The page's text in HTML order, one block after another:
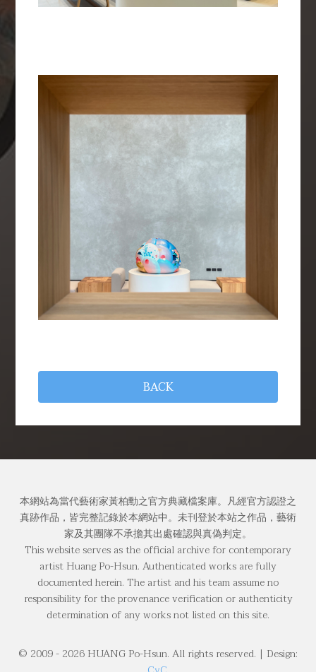
BACK
本網站為當代藝術家黃柏勳之官方典藏檔案庫。凡經官方認證之
真跡作品，皆完整記錄於本網站中。未刊登於本站之作品，藝術
家及其團隊不承擔其出處確認與真偽判定。
This website serves as the official archive for contemporary
artist Huang Po-Hsun. Authenticated works are fully
documented herein. The artist and his team assume no
responsibility for the provenance verification or authenticity
determination of any works not listed on this site.
© 2009 - 2026 HUANG Po-Hsun. All rights reserved. | Design: